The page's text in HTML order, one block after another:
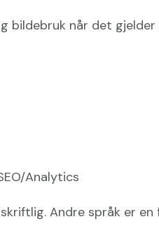
bildebruk når det gjelder
Analytics
Andre språk er en